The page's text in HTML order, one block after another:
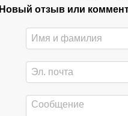
Новый отзыв или